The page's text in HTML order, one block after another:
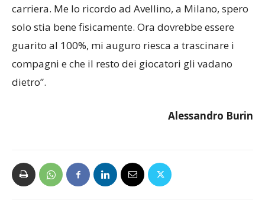
carriera. Me lo ricordo ad Avellino, a Milano, spero
solo stia bene fisicamente. Ora dovrebbe essere
guarito al 100%, mi auguro riesca a trascinare i
compagni e che il resto dei giocatori gli vadano
dietro”.
Alessandro Burin